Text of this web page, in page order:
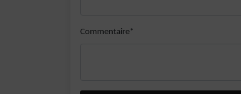
Commentaire*